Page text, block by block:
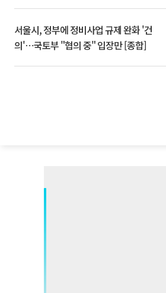
서울시, 정부에 정비사업 규제 완화 '건
의'⋯국토부 "협의 중" 입장만 [종합]